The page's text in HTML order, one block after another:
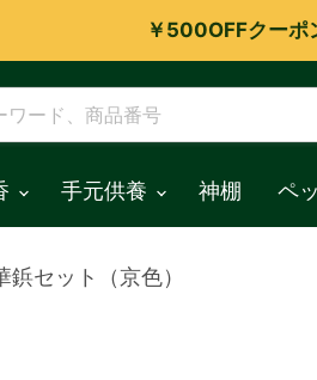
￥500OFFクーポ
手元供養 神棚 ペ
セット（京色）